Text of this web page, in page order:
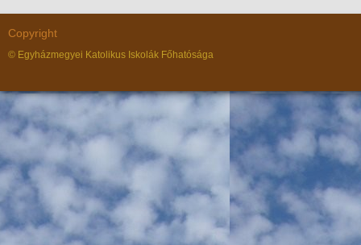
Copyright
© Egyházmegyei Katolikus Iskolák Főhatósága